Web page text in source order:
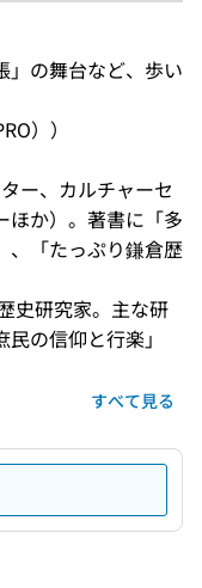
」の舞台など、歩い
））
ー、カルチャーセ
ほか）。著書に「多
、「たっぷり鎌倉歴
史研究家。主な研
の信仰と行楽」
すべて見る